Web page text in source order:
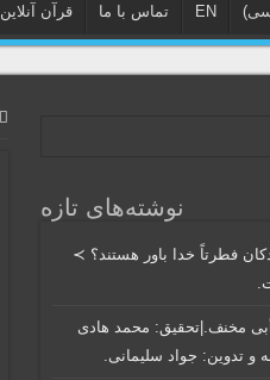
قرآن آنلاین تماس با ما EN )
نوشته‌های تازه
فطرتاً خدا باور هستند؟ ≻
مخنف.|تحقیق: محمد هادی
تدوین: جواد سلیمانی.